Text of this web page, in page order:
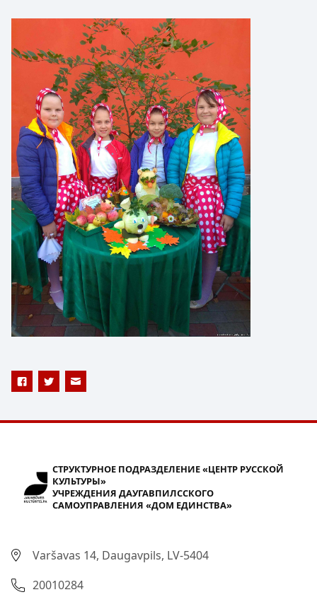
СТРУКТУРНОЕ ПОДРАЗДЕЛЕНИЕ «ЦЕНТР РУССКОЙ
КУЛЬТУРЫ»
УЧРЕЖДЕНИЯ ДАУГАВПИЛССКОГО
САМОУПРАВЛЕНИЯ «ДОМ ЕДИНСТВА»
Varšavas 14, Daugavpils, LV-5404
20010284